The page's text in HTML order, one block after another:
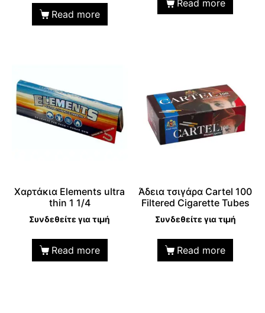
Read more
Read more
Χαρτάκια Elements ultra
thin 1 1/4
Συνδεθείτε για τιμή
Read more
Άδεια τσιγάρα Cartel 100
Filtered Cigarette Tubes
Συνδεθείτε για τιμή
Read more